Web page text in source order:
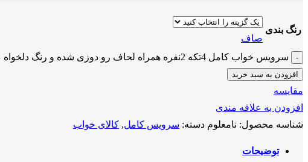
رنگ بندی
صاف
سرویس خواب کامل 4تکه 2نفره همراه لحاف رو دوزی شده و رنگ دلخواه عدد
افزودن به سبد خرید
مقايسه
افزودن به علاقه مندی
شناسه محصول: نامعلوم دسته: سرویس کامل, کالای خواب
توضیحات